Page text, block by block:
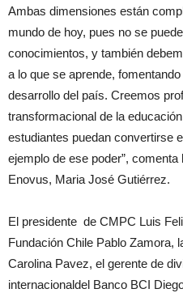
Ambas dimensiones están
mundo de hoy, pues no se
conocimientos, y también
a lo que se aprende,
desarrollo del país. Creemos
transformacional de la
estudiantes puedan convertirse
ejemplo de ese poder”,
Enovus, Maria José Gutiérrez.
El presidente de CMPC Luis
Fundación Chile Pablo Zamora,
Carolina Pavez, el gerente de
internacionaldel Banco BCI